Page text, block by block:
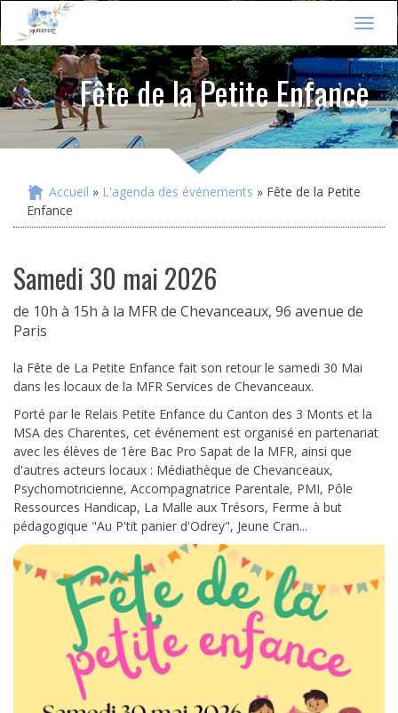
T
o
g
g
l
e
n
a
Fête de la Petite Enfance
Vous êtes ici
Accueil » L'agenda des événements » Fête de la Petite
Enfance
samedi 30 mai 2026
de 10h à 15h à la MFR de Chevanceaux, 96 avenue de
Paris
la Fête de La Petite Enfance fait son retour le samedi 30 Mai
dans les locaux de la MFR Services de Chevanceaux.
Porté par le Relais Petite Enfance du Canton des 3 Monts et la
MSA des Charentes, cet événement est organisé en partenariat
avec les élèves de 1ère Bac Pro Sapat de la MFR, ainsi que
d'autres acteurs locaux : Médiathèque de Chevanceaux,
Psychomotricienne, Accompagnatrice Parentale, PMI, Pôle
Ressources Handicap, La Malle aux Trésors, Ferme à but
pédagogique "Au P'tit panier d'Odrey", Jeune Cran...